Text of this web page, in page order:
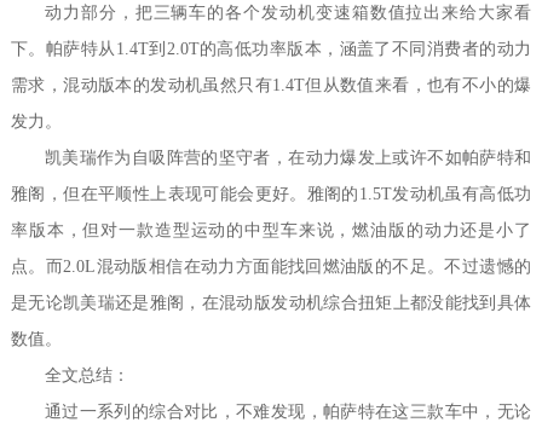
动力部分，把三辆车的各个发动机变速箱数值拉出来给大家看
下。帕萨特从1.4T到2.0T的高低功率版本，涵盖了不同消费者的动力
需求，混动版本的发动机虽然只有1.4T但从数值来看，也有不小的爆
发力。
凯美瑞作为自吸阵营的坚守者，在动力爆发上或许不如帕萨特和
雅阁，但在平顺性上表现可能会更好。雅阁的1.5T发动机虽有高低功
率版本，但对一款造型运动的中型车来说，燃油版的动力还是小了
点。而2.0L混动版相信在动力方面能找回燃油版的不足。不过遗憾的
是无论凯美瑞还是雅阁，在混动版发动机综合扭矩上都没能找到具体
数值。
全文总结：
通过一系列的综合对比，不难发现，帕萨特在这三款车中，无论